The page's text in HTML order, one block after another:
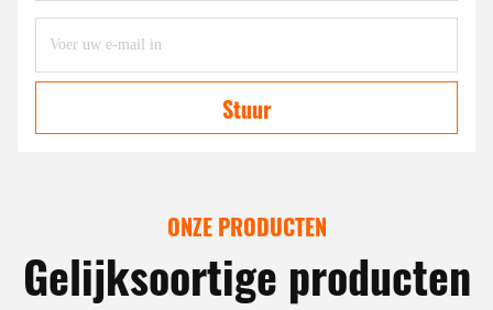
Stuur
ONZE PRODUCTEN
Gelijksoortige producten